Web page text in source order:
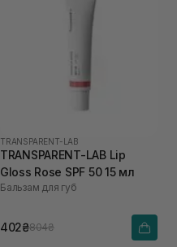
TRANSPARENT-LAB
TRANSPARENT-LAB Lip
Gloss Rose SPF 50 15 мл
Бальзам для губ
402₴804₴